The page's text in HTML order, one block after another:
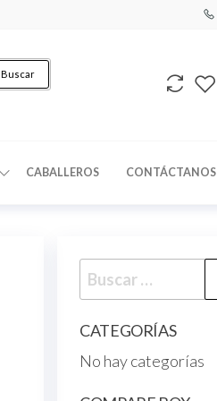
Buscar
CABALLEROS CONTÁCTANOS
CATEGORÍAS
No hay categorías